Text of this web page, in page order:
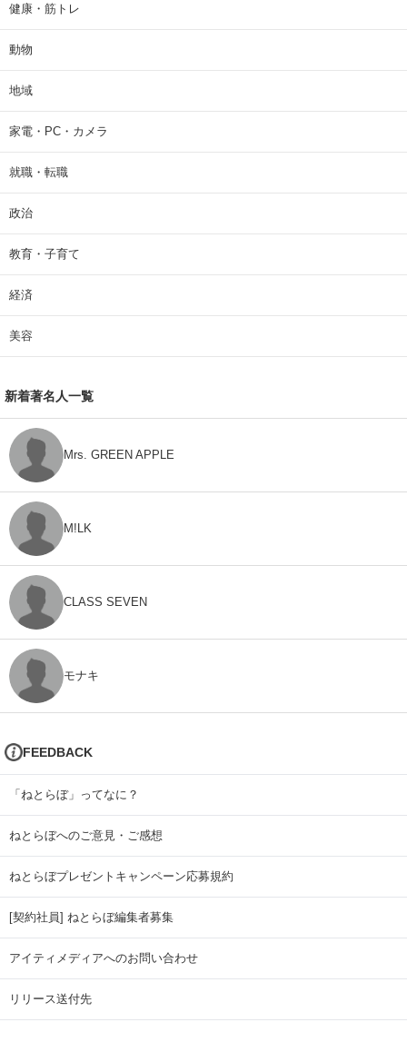
健康・筋トレ
動物
地域
家電・PC・カメラ
就職・転職
政治
教育・子育て
経済
美容
新着著名人一覧
Mrs. GREEN APPLE
M!LK
CLASS SEVEN
モナキ
FEEDBACK
「ねとらぼ」ってなに？
ねとらぼへのご意見・ご感想
ねとらぼプレゼントキャンペーン応募規約
[契約社員] ねとらぼ編集者募集
アイティメディアへのお問い合わせ
リリース送付先